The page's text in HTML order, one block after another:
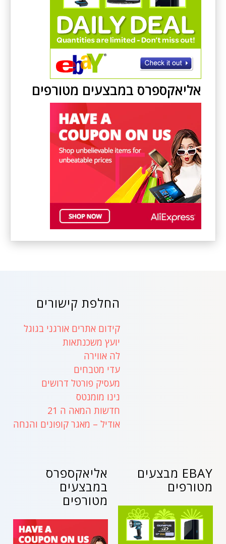
אליאקספרס במבצעים מטורפים
החלפת קישורים
קידום אתרים אורגני בגוגל
יועץ משכנתאות
לה אווירה
עדי מטבחים
מעסיק פורטל דרושים
נינו מומנטס
חדשות המאה ה 21
אודיל – מאגר קופונים והנחה
אליאקספרס
במבצעים
מטורפים
EBAY מבצעים
מטורפים